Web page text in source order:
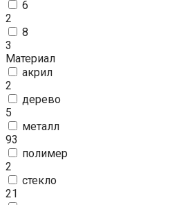
6
2
8
3
Материал
акрил
2
дерево
5
металл
93
полимер
2
стекло
21